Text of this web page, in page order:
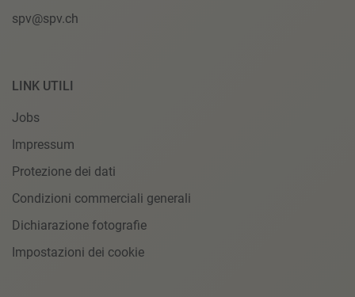
spv@spv.ch
LINK UTILI
Jobs
Impressum
Protezione dei dati
Condizioni commerciali generali
Dichiarazione fotografie
Impostazioni dei cookie